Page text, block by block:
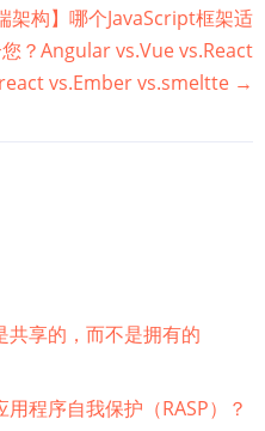
架构】哪个JavaScript框架适
？Angular vs.Vue vs.React
vs.Ember vs.smeltte →
共享的，而不是拥有的
用程序自我保护（RASP）？